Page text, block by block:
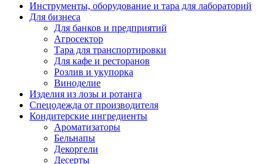
Инструменты, оборудование и тара для лабораторий
Для бизнеса
Для банков и предприятий
Агросектор
Тара для транспортировки
Для кафе и ресторанов
Розлив и укупорка
Виноделие
Изделия из лозы и ротанга
Спецодежда от производителя
Кондитерские ингредиенты
Ароматизаторы
Бельнапы
Декоргели
Десерты